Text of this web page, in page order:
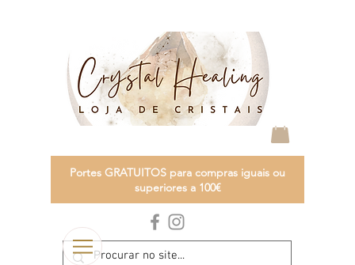
Portes GRATUITOS para compras iguais ou
superiores a 100€